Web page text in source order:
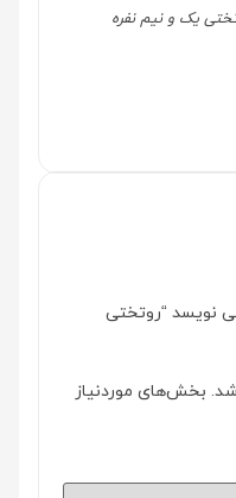
یک و نیم نفره
نویسد “روتختی
بخش‌های موردنیاز